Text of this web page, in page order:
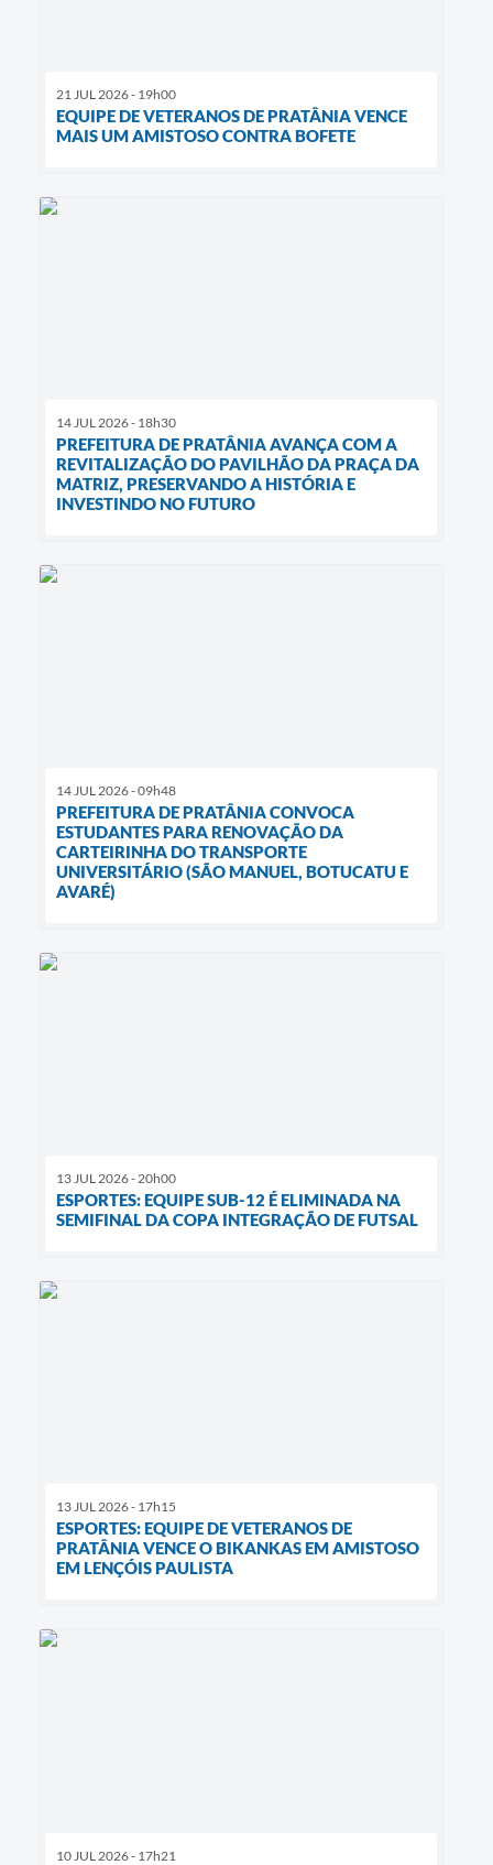
21 JUL 2026 - 19h00
EQUIPE DE VETERANOS DE PRATÂNIA VENCE
MAIS UM AMISTOSO CONTRA BOFETE
14 JUL 2026 - 18h30
PREFEITURA DE PRATÂNIA AVANÇA COM A
REVITALIZAÇÃO DO PAVILHÃO DA PRAÇA DA
MATRIZ, PRESERVANDO A HISTÓRIA E
INVESTINDO NO FUTURO
14 JUL 2026 - 09h48
PREFEITURA DE PRATÂNIA CONVOCA
ESTUDANTES PARA RENOVAÇÃO DA
CARTEIRINHA DO TRANSPORTE
UNIVERSITÁRIO (SÃO MANUEL, BOTUCATU E
AVARÉ)
13 JUL 2026 - 20h00
ESPORTES: EQUIPE SUB-12 É ELIMINADA NA
SEMIFINAL DA COPA INTEGRAÇÃO DE FUTSAL
13 JUL 2026 - 17h15
ESPORTES: EQUIPE DE VETERANOS DE
PRATÂNIA VENCE O BIKANKAS EM AMISTOSO
EM LENÇÓIS PAULISTA
10 JUL 2026 - 17h21